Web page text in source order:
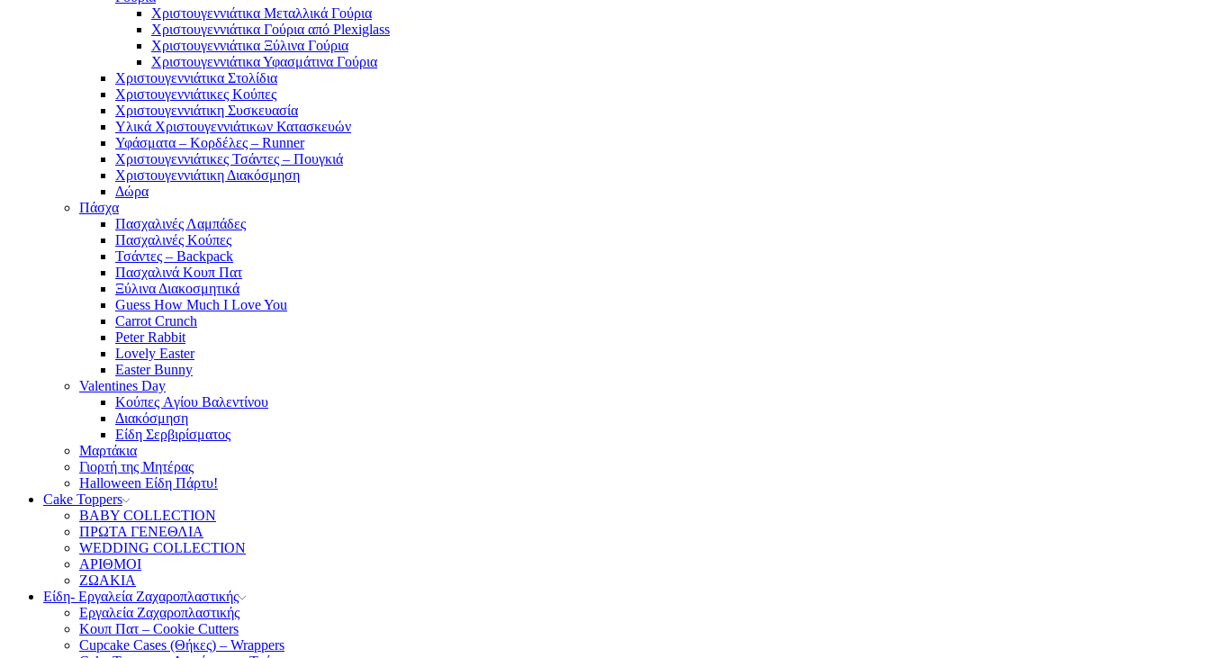
Χριστουγεννιάτικα Μεταλλικά Γούρια
Χριστουγεννιάτικα Γούρια από Plexiglass
Χριστουγεννιάτικα Ξύλινα Γούρια
Χριστουγεννιάτικα Υφασμάτινα Γούρια
Χριστουγεννιάτικα Στολίδια
Χριστουγεννιάτικες Κούπες
Χριστουγεννιάτικη Συσκευασία
Υλικά Χριστουγεννιάτικων Κατασκευών
Υφάσματα – Κορδέλες – Runner
Χριστουγεννιάτικες Τσάντες – Πουγκιά
Χριστουγεννιάτικη Διακόσμηση
Δώρα
Πάσχα
Πασχαλινές Λαμπάδες
Πασχαλινές Κούπες
Τσάντες – Backpack
Πασχαλινά Κουπ Πατ
Ξύλινα Διακοσμητικά
Guess How Much I Love You
Carrot Crunch
Peter Rabbit
Lovely Easter
Easter Bunny
Valentines Day
Κούπες Aγίου Βαλεντίνου
Διακόσμηση
Είδη Σερβιρίσματος
Μαρτάκια
Γιορτή της Μητέρας
Halloween Είδη Πάρτυ!
Cake Toppers
BABY COLLECTION
ΠΡΩΤΑ ΓΕΝΕΘΛΙΑ
WEDDING COLLECTION
ΑΡΙΘΜΟΙ
ΖΩΑΚΙΑ
Είδη- Εργαλεία Ζαχαροπλαστικής
Εργαλεία Ζαχαροπλαστικής
Κουπ Πατ – Cookie Cutters
Cupcake Cases (Θήκες) – Wrappers